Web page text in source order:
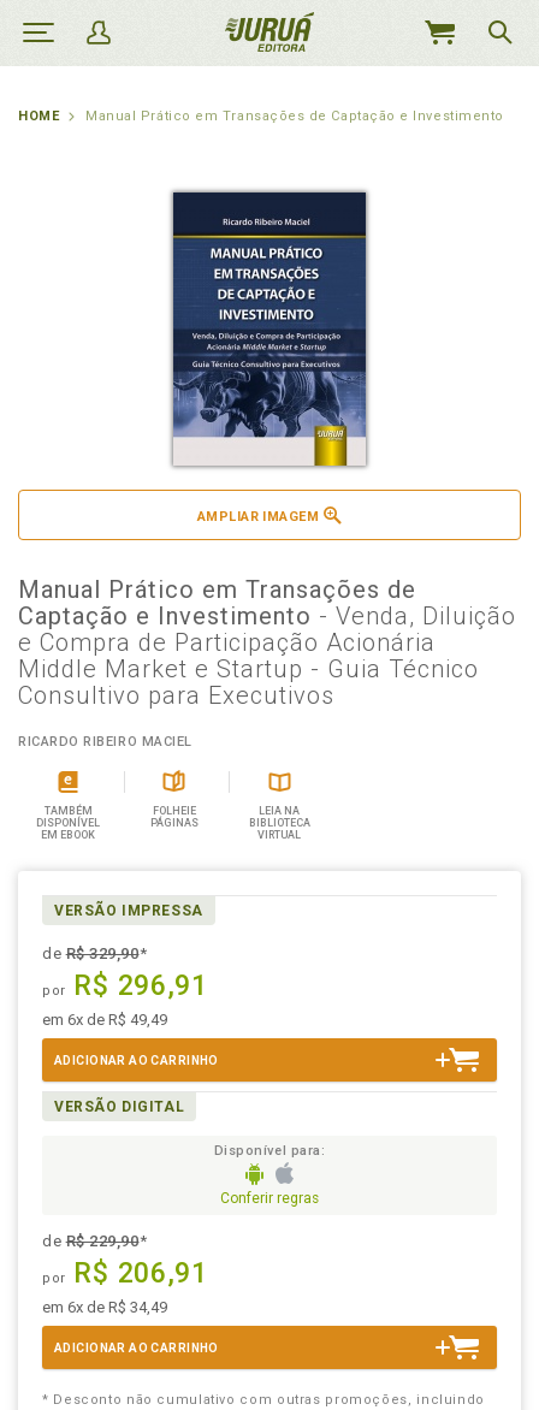
MEU
HOME Manual Prático em Transações de Captação e Investimento
AMPLIAR IMAGEM
Manual Prático em Transações de
Captação e Investimento - Venda, Diluição
e Compra de Participação Acionária
Middle Market e Startup - Guia Técnico
Consultivo para Executivos
RICARDO RIBEIRO MACIEL
TAMBÉM
DISPONÍVEL
EM EBOOK
FOLHEIE
PÁGINAS
LEIA NA
BIBLIOTECA
VIRTUAL
VERSÃO IMPRESSA
deR$ 329,90*
por R$ 296,91
em 6x de R$ 49,49
ADICIONAR AO CARRINHO
VERSÃO DIGITAL
Disponível para:
Conferir regras
deR$ 229,90*
por R$ 206,91
em 6x de R$ 34,49
ADICIONAR AO CARRINHO
* Desconto não cumulativo com outras promoções, incluindo